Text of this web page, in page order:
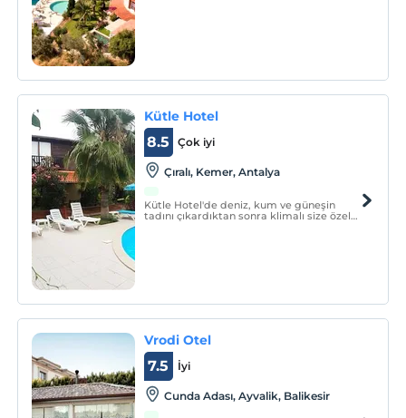
Kütle Hotel
Çok iyi
8.5
Çıralı, Kemer, Antalya
Kütle Hotel'de deniz, kum ve güneşin
tadını çıkardıktan sonra klimalı size özel
Vrodi Otel
İyi
7.5
Cunda Adası, Ayvalik, Balikesir